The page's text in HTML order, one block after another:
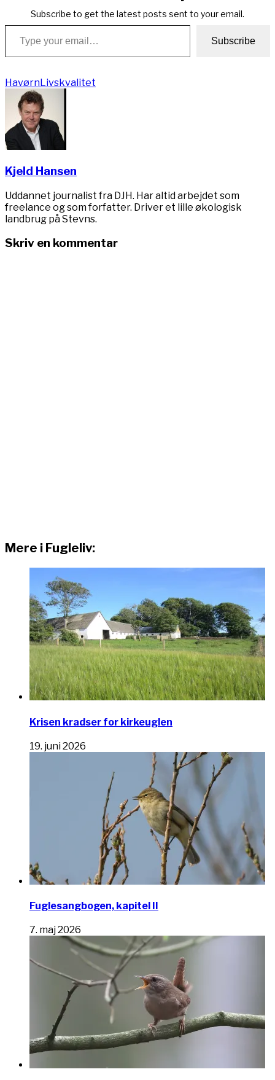
Subscribe to get the latest posts sent to your email.
Type your email…
Subscribe
HavørnLivskvalitet
Kjeld Hansen
Uddannet journalist fra DJH. Har altid arbejdet som
freelance og som forfatter. Driver et lille økologisk
landbrug på Stevns.
Skriv en kommentar
Mere i Fugleliv:
Krisen kradser for kirkeuglen
19. juni 2026
Fuglesangbogen, kapitel II
7. maj 2026